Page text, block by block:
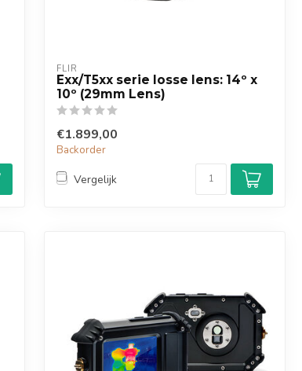
FLIR
Exx/T5xx serie losse lens: 14º x
10º (29mm Lens)
€1.899,00
Backorder
Vergelijk